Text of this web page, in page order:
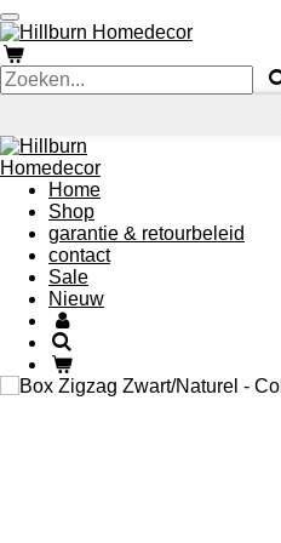
Ga
direct
naar
de
Home
Shop
garantie & retourbeleid
contact
Sale
Nieuw